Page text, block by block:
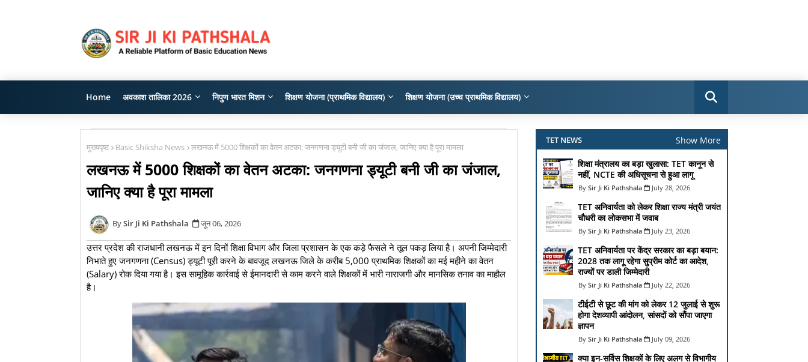
Home अवकाश तालिका 2026 निपुण भारत मिशन शिक्षण योजना (प्राथमिक विद्यालय) शिक्षण योजना (उच्च प्राथमिक विद्यालय)
मुख्यपृष्ठ Basic Shiksha News लखनऊ में 5000 शिक्षकों का वेतन अटका: जनगणना ड्यूटी बनी जी का जंजाल, जानिए क्या है पूरा मामला
लखनऊ में 5000 शिक्षकों का वेतन अटका: जनगणना ड्यूटी बनी जी का जंजाल,
जानिए क्या है पूरा मामला
Sir Ji Ki Pathshala जून 06, 2026
उत्तर प्रदेश की राजधानी लखनऊ में इन दिनों शिक्षा विभाग और जिला प्रशासन के एक कड़े फैसले ने तूल पकड़ लिया है। अपनी जिम्मेदारी
निभाते हुए जनगणना (Census) ड्यूटी पूरी करने के बावजूद लखनऊ जिले के करीब 5,000 प्राथमिक शिक्षकों का मई महीने का वेतन
(Salary) रोक दिया गया है। इस सामूहिक कार्रवाई से ईमानदारी से काम करने वाले शिक्षकों में भारी नाराजगी और मानसिक तनाव का माहौल
है।
TET NEWS Show More
शिक्षा मंत्रालय का बड़ा खुलासा: TET कानून से
नहीं, NCTE की अधिसूचना से हुआ लागू
Sir Ji Ki Pathshala July 28, 2026
TET अनिवार्यता को लेकर शिक्षा राज्य मंत्री जयंत
चौधरी का लोकसभा में जवाब
Sir Ji Ki Pathshala July 23, 2026
TET अनिवार्यता पर केंद्र सरकार का बड़ा बयान:
2028 तक लागू रहेगा सुप्रीम कोर्ट का आदेश,
राज्यों पर डाली जिम्मेदारी
Sir Ji Ki Pathshala July 22, 2026
टीईटी से छूट की मांग को लेकर 12 जुलाई से शुरू
होगा देशव्यापी आंदोलन, सांसदों को सौंपा जाएगा
ज्ञापन
Sir Ji Ki Pathshala July 09, 2026
क्या इन-सर्विस शिक्षकों के लिए अलग से विभागीय